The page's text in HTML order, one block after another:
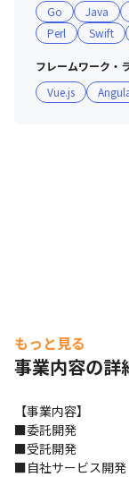
Go Java
Perl
Swift
フレームワーク・
Vue.js
もっと見る
事業内容の詳
【事業内容】
■委託開発
■受託開発
■自社サービス開発